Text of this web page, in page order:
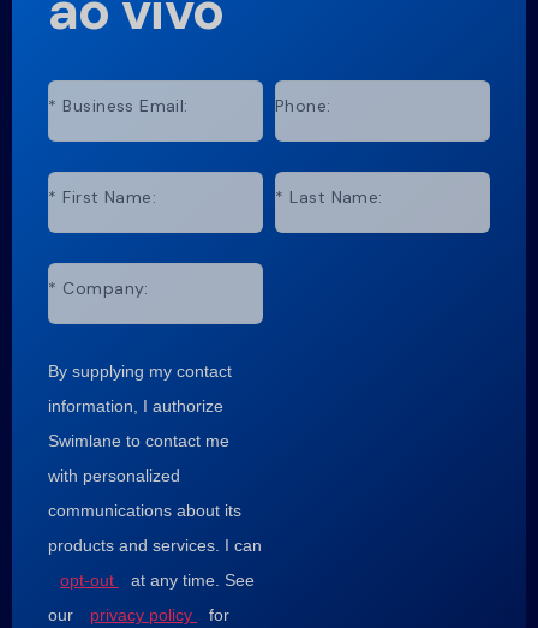
* Business Email: Phone:
* First Name: * Last Name:
* Company:
By supplying my contact
information, I authorize
Swimlane to contact me
with personalized
communications about its
products and services. I can
opt-out
at any time. See
our
privacy policy
for